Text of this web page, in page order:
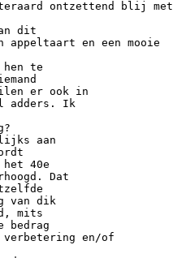
ontzettend blij met
dit
appeltaart en een mooie
hen te
er ook in
adders. Ik
aan
40e
Dat
van dik
mits
bedrag
verbetering en/of